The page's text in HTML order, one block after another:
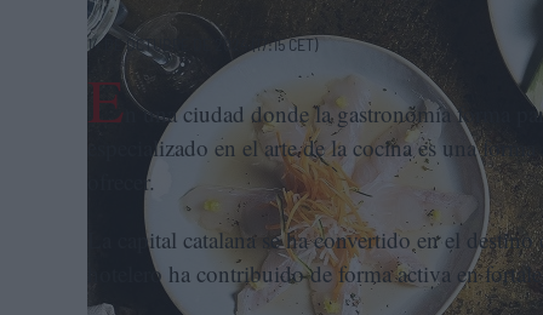
14 DE OCTUBRE DE 2024 (17:15 CET)
E n una ciudad donde la gastronomía forma
especializado en el arte de la cocina es una
ofrecer.
La capital catalana se ha convertido en el
hotelero ha contribuido de forma activa en